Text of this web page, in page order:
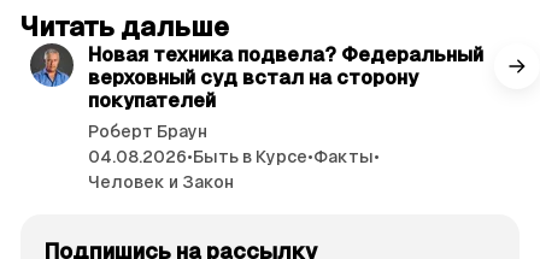
Читать дальше
Новая техника подвела? Федеральный
верховный суд встал на сторону
покупателей
Роберт Браун
04.08.2026•Быть в Курсе•Факты•
Человек и Закон
Подпишись на рассылку